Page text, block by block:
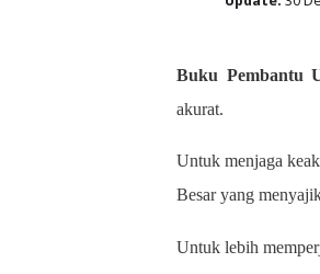
Buku Pembantu
akurat.
Untuk menjaga
Besar yang
Untuk lebih